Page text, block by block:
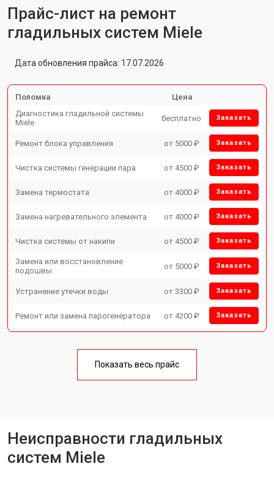
Прайс-лист на ремонт
гладильных систем Miele
Дата обновления прайса: 17.07.2026
Поломка
Цена
Диагностика гладильной системы
Miele
бесплатно Заказать
Ремонт блока управления от 5000 ₽ Заказать
Чистка системы генерации пара от 4500 ₽ Заказать
Замена термостата от 4000 ₽ Заказать
Замена нагревательного элемента от 4000 ₽ Заказать
Чистка системы от накипи от 4500 ₽ Заказать
Замена или восстановление
подошвы
от 5000 ₽ Заказать
Устранение утечки воды от 3300 ₽ Заказать
Ремонт или замена парогенератора от 4200 ₽ Заказать
Показать весь прайс
Неисправности гладильных
систем Miele